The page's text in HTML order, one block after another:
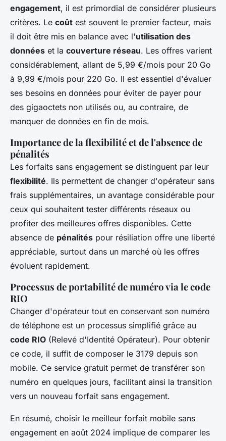
engagement, il est primordial de considérer plusieurs
critères. Le coût est souvent le premier facteur, mais
il doit être mis en balance avec l'utilisation des
données et la couverture réseau. Les offres varient
considérablement, allant de 5,99 €/mois pour 20 Go
à 9,99 €/mois pour 220 Go. Il est essentiel d'évaluer
ses besoins en données pour éviter de payer pour
des gigaoctets non utilisés ou, au contraire, de
manquer de données en fin de mois.
Importance de la flexibilité et de l'absence de
pénalités
Les forfaits sans engagement se distinguent par leur
flexibilité. Ils permettent de changer d'opérateur sans
frais supplémentaires, un avantage considérable pour
ceux qui souhaitent tester différents réseaux ou
profiter des meilleures offres disponibles. Cette
absence de pénalités pour résiliation offre une liberté
appréciable, surtout dans un marché où les offres
évoluent rapidement.
Processus de portabilité de numéro via le code
RIO
Changer d'opérateur tout en conservant son numéro
de téléphone est un processus simplifié grâce au
code RIO (Relevé d'Identité Opérateur). Pour obtenir
ce code, il suffit de composer le 3179 depuis son
mobile. Ce service gratuit permet de transférer son
numéro en quelques jours, facilitant ainsi la transition
vers un nouveau forfait sans engagement.
En résumé, choisir le meilleur forfait mobile sans
engagement en août 2024 implique de comparer les